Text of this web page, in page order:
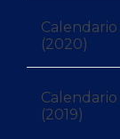
Clic para
(2020)
Clic para
(2019)